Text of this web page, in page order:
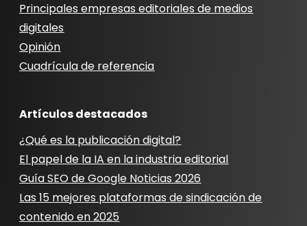
Principales empresas editoriales de medios
digitales
Opinión
Cuadrícula de referencia
Artículos destacados
¿Qué es la publicación digital?
El papel de la IA en la industria editorial
Guía SEO de Google Noticias 2026
Las 15 mejores plataformas de sindicación de
contenido en 2025